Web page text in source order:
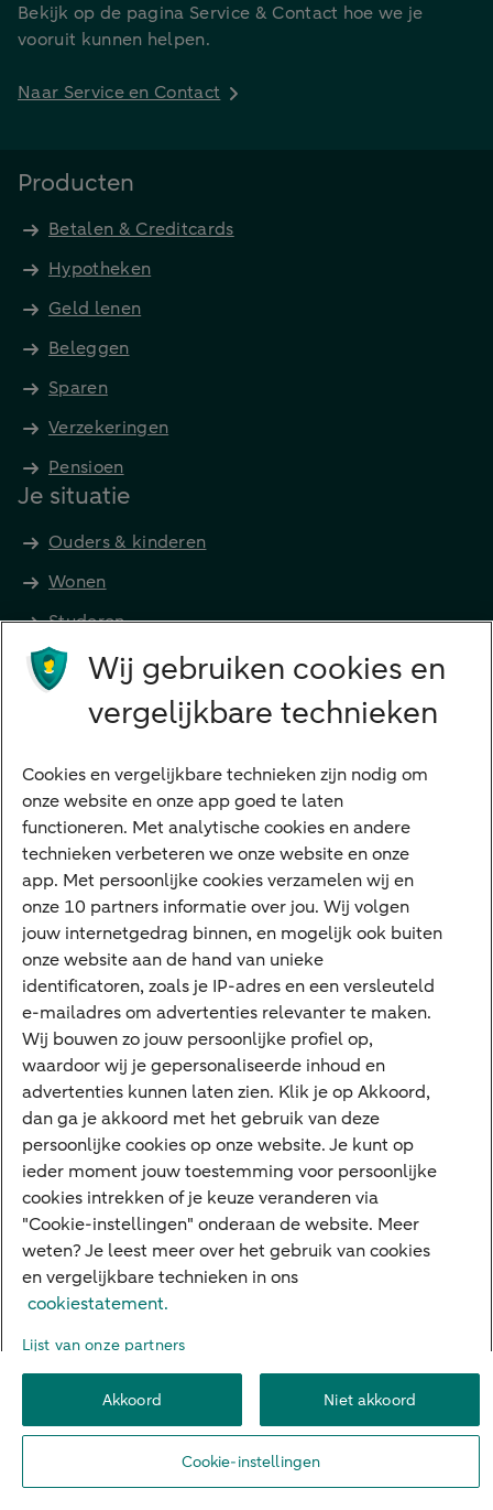
Bekijk op de pagina Service & Contact hoe we je
vooruit kunnen helpen.
Naar Service en Contact
Producten
Betalen & Creditcards
Hypotheken
Geld lenen
Beleggen
Sparen
Verzekeringen
Pensioen
Je situatie
Ouders & kinderen
Wonen
Studeren
Preferred Banking
Digitale diensten
Internet Bankieren
ABN AMRO app
Tikkie
Apple Pay
Google Pay
Veilig bankieren
Meest gezocht
Hypotheek berekenen
E.dentifier
Jaaroverzicht
Rood staan
Over ABN AMRO
Werken bij ABN AMRO
DuurzaamheidVeiligheidPrivacy DisclaimerCookie-instellingen
© 2026 ABN AMRO
Wij gebruiken cookies en
vergelijkbare technieken
Cookies en vergelijkbare technieken zijn nodig om
onze website en onze app goed te laten
functioneren. Met analytische cookies en andere
technieken verbeteren we onze website en onze
app. Met persoonlijke cookies verzamelen wij en
onze 10 partners informatie over jou. Wij volgen
jouw internetgedrag binnen, en mogelijk ook buiten
onze website aan de hand van unieke
identificatoren, zoals je IP-adres en een versleuteld
e-mailadres om advertenties relevanter te maken.
Wij bouwen zo jouw persoonlijke profiel op,
waardoor wij je gepersonaliseerde inhoud en
advertenties kunnen laten zien. Klik je op Akkoord,
dan ga je akkoord met het gebruik van deze
persoonlijke cookies op onze website. Je kunt op
ieder moment jouw toestemming voor persoonlijke
cookies intrekken of je keuze veranderen via
"Cookie-instellingen" onderaan de website. Meer
weten? Je leest meer over het gebruik van cookies
en vergelijkbare technieken in ons
cookiestatement.
Lijst van onze partners
Akkoord Niet akkoord
Cookie-instellingen